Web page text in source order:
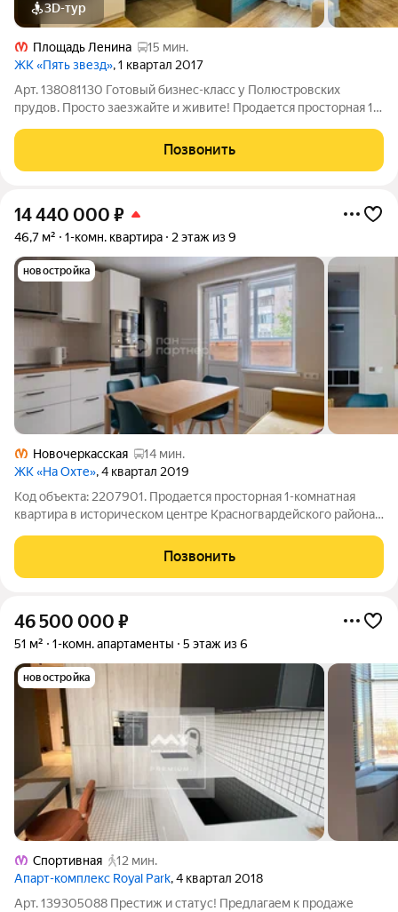
3D-тур
Площадь Ленина
15 мин.
ЖК «Пять звезд», 1 квартал 2017
Арт. 138081130 Готовый бизнес-класс у Полюстровских
прудов. Просто заезжайте и живите! Продается просторная 1-
постройки ЖК бизнес-класса "Пять Звезд". Это не просто
«квадраты», а продуманное
Позвонить
14 440 000 ₽
46,7 м² 1-комн. квартира 2 этаж из 9
новостройка
Новочеркасская
14 мин.
ЖК «На Охте», 4 квартал 2019
Код объекта: 2207901. Продается просторная 1-комнатная
квартира в историческом центре Красногвардейского района
выбирает и тихие дворы и инфраструктуру. Интересный
вариант под инвестицию.
Позвонить
46 500 000 ₽
51 м² 1-комн. апартаменты 5 этаж из 6
новостройка
Спортивная
12 мин.
Апарт-комплекс Royal Park, 4 квартал 2018
Арт. 139305088 Престиж и статус! Предлагаем к продаже